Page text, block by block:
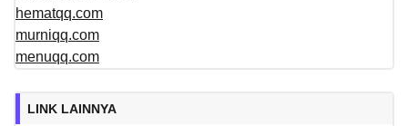
hematqq.com
murniqq.com
menuqq.com
LINK LAINNYA